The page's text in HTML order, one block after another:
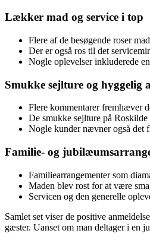
Lækker mad og service i top
Flere af de besøgende roser
Der er også ros til det
Nogle oplevelser inkluderede
Smukke sejlture og hyggelig
Flere kommentarer fremhæver
De smukke sejlture på
Nogle kunder nævner også det
Familie- og
Familiearrangementer som
Maden blev rost for at være
Servicen og den generelle
Samlet set viser de positive
gæster. Uanset om man deltager i en